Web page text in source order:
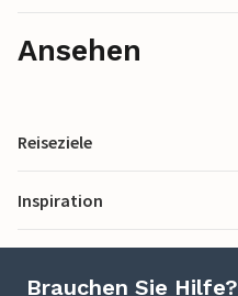
Ansehen
Reiseziele
Inspiration
Brauchen Sie Hilfe?